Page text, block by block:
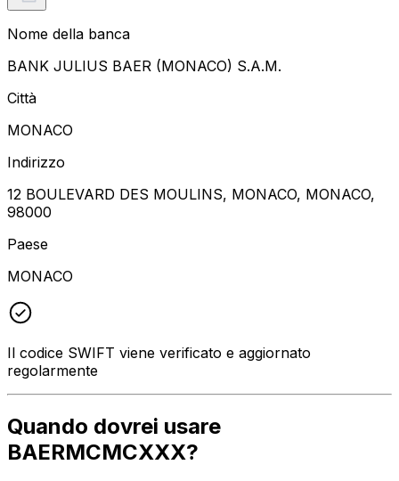
Nome della banca
BANK JULIUS BAER (MONACO) S.A.M.
Città
MONACO
Indirizzo
12 BOULEVARD DES MOULINS, MONACO, MONACO,
98000
Paese
MONACO
Il codice SWIFT viene verificato e aggiornato
regolarmente
Quando dovrei usare
BAERMCMCXXX?